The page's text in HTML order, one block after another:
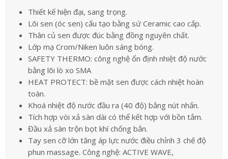
Thiết kế hiện đại, sang trọng.
Lõi sen (óc sen) cấu tạo bằng sứ Ceramic cao cấp.
Thân củ sen được đúc bằng đồng nguyên chất.
Lớp mạ Crom/Niken luôn sáng bóng.
SAFETY THERMO: công nghệ ổn định nhiệt độ nước
bằng lõi lò xo SMA
HEAT PROTECT: bề mặt sen được cách nhiệt hoàn
toàn.
Khoá nhiệt độ nước đầu ra (40 độ) bằng nút nhấn.
Tích hợp vòi xả sàn dài có thể kết hợp với bồn tắm.
Đầu xả sàn trộn bọt khí chống bắn.
Tay sen cỡ lớn tăng áp lực nước điều chỉnh 3 chế độ
phun massage. Công nghệ: ACTIVE WAVE,